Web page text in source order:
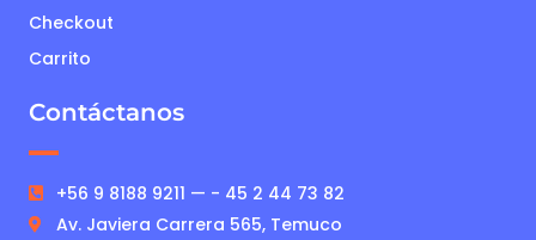
Checkout
Carrito
Contáctanos
+56 9 8188 9211 — - 45 2 44 73 82
Av. Javiera Carrera 565, Temuco